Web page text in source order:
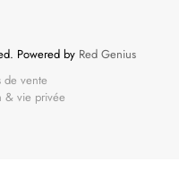
Powered by Red Genius
de vente
& vie privée